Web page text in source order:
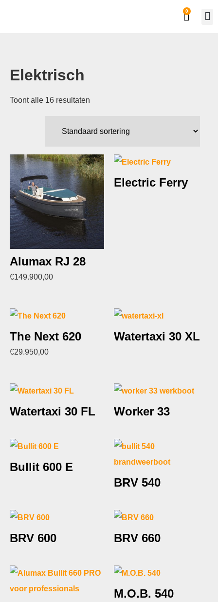
0
Elektrisch
Toont alle 16 resultaten
Alumax RJ 28
€149.900,00
Electric Ferry
The Next 620
€29.950,00
Watertaxi 30 XL
Watertaxi 30 FL Worker 33
Bullit 600 E
BRV 540
BRV 600 BRV 660
M.O.B. 540